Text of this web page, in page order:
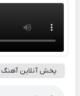
پخش آنلاین آهنگ